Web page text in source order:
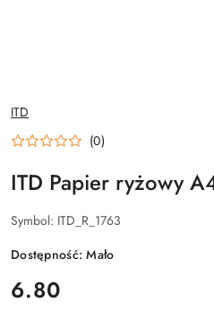
NAZWA
PRODUCENTA:
ITD
(0)
ITD Papier ryżowy
Symbol: ITD_R_1763
Dostępność:Mało
cena:
6.80